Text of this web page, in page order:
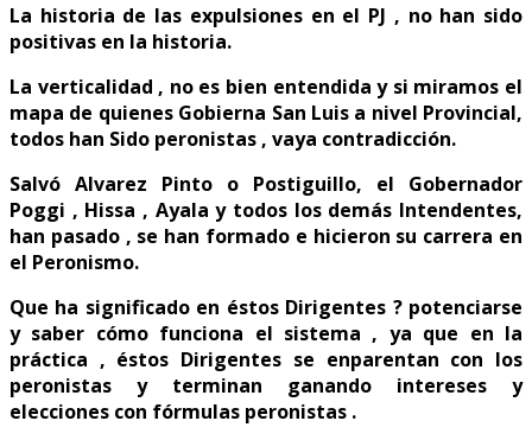
La historia de las expulsiones en el PJ , no han sido
positivas en la historia.
La verticalidad , no es bien entendida y si miramos el
mapa de quienes Gobierna San Luis a nivel Provincial,
todos han Sido peronistas , vaya contradicción.
Salvó Alvarez Pinto o Postiguillo, el Gobernador
Poggi , Hissa , Ayala y todos los demás Intendentes,
han pasado , se han formado e hicieron su carrera en
el Peronismo.
Que ha significado en éstos Dirigentes ? potenciarse
y saber cómo funciona el sistema , ya que en la
práctica , éstos Dirigentes se enparentan con los
peronistas y terminan ganando intereses y
elecciones con fórmulas peronistas .